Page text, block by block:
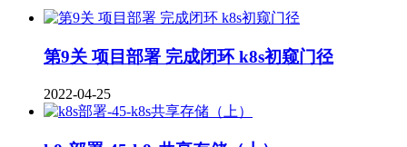
第9关 项目部署 完成闭环 k8s初窥门径
2022-04-25